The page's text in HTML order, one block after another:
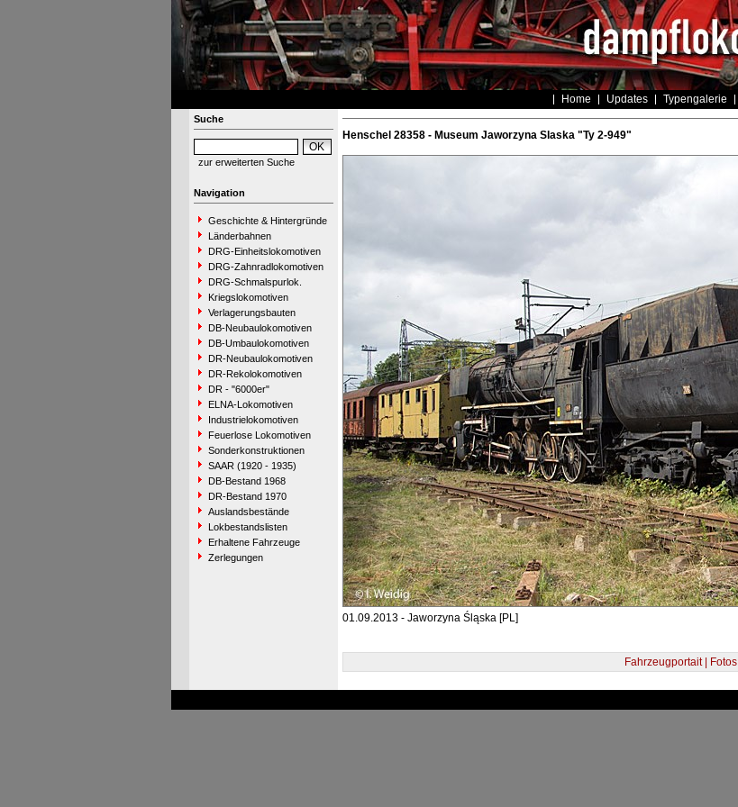
Home Updates Typengalerie
Suche
zur erweiterten Suche
Navigation
Geschichte & Hintergründe
Länderbahnen
DRG-Einheitslokomotiven
DRG-Zahnradlokomotiven
DRG-Schmalspurlok.
Kriegslokomotiven
Verlagerungsbauten
DB-Neubaulokomotiven
DB-Umbaulokomotiven
DR-Neubaulokomotiven
DR-Rekolokomotiven
DR - "6000er"
ELNA-Lokomotiven
Industrielokomotiven
Feuerlose Lokomotiven
Sonderkonstruktionen
SAAR (1920 - 1935)
DB-Bestand 1968
DR-Bestand 1970
Auslandsbestände
Lokbestandslisten
Erhaltene Fahrzeuge
Zerlegungen
Henschel 28358 - Museum Jaworzyna Slaska "Ty 2-949"
01.09.2013 - Jaworzyna Śląska [PL]
Fahrzeugportait | Fotos